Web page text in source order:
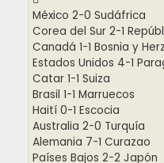
México 2-0 Sudáfrica
Corea del Sur 2-1
Canadá 1-1 Bosnia y
Estados Unidos 4-1
Catar 1-1 Suiza
Brasil 1-1 Marruecos
Haití 0-1 Escocia
Australia 2-0 Turquía
Alemania 7-1 Curazao
Países Bajos 2-2 Japón